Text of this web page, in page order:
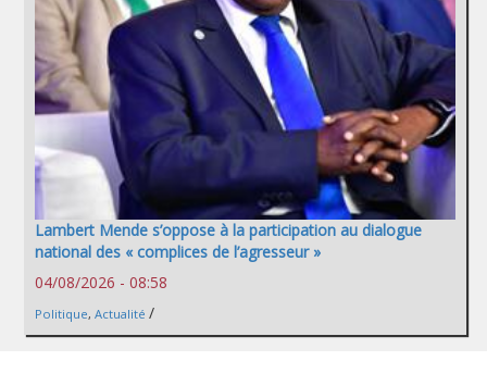
Lambert Mende s’oppose à la participation au dialogue
national des « complices de l’agresseur »
04/08/2026 - 08:58
Politique, Actualité /